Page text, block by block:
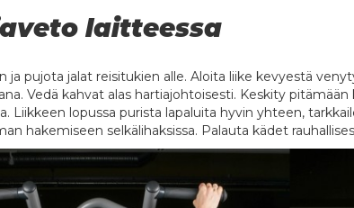
laitteessa
ja pujota jalat reisitukien alle. Aloita liike kevyestä
Vedä kahvat alas hartiajohtoisesti. Keskity
Liikkeen lopussa purista lapaluita hyvin yhteen,
hakemiseen selkälihaksissa. Palauta kädet